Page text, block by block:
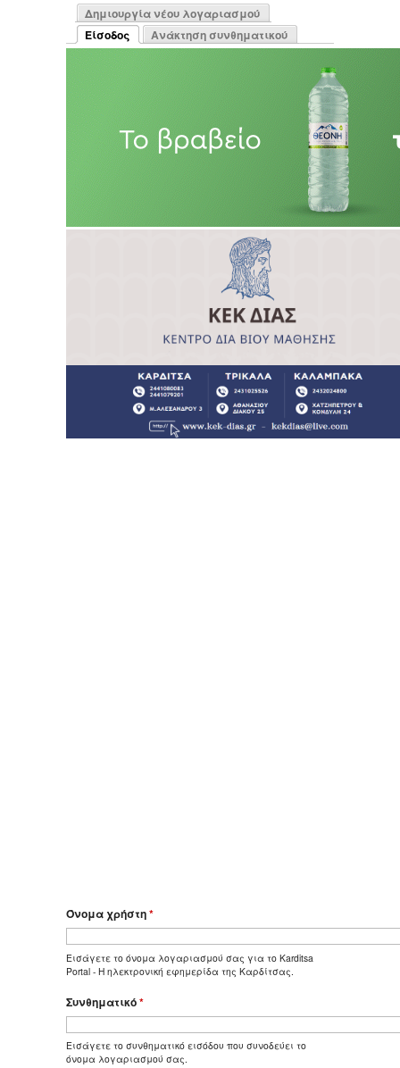
Πρωτεύουσες καρτέλες
Δημιουργία νέου λογαριασμού
Είσοδος
(ενεργή καρτέλα)
Ανάκτηση συνθηματικού
Όνομα χρήστη*
Εισάγετε το όνομα λογαριασμού σας για το Karditsa
Portal - Η ηλεκτρονική εφημερίδα της Καρδίτσας.
Συνθηματικό*
Εισάγετε το συνθηματικό εισόδου που συνοδεύει το
όνομα λογαριασμού σας.